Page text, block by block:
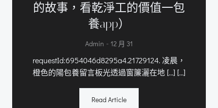
的故事，看乾淨工的價值一包
養app）
Admin - 12 月 31
requestId:6954046d8295a4.21729124. 凌晨，
橙色的陽包養留言板光透過窗簾灑在地 […] […]
Read Article